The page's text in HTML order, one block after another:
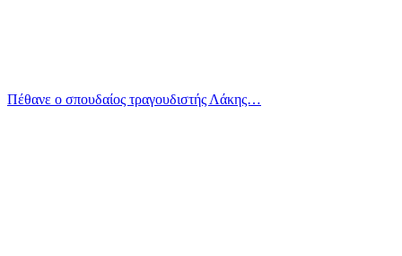
Πέθανε ο σπουδαίος τραγουδιστής Λάκης…